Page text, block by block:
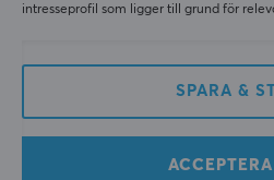
299 kr (369 kr)
intresseprofil som ligger till grund för
SPARA &